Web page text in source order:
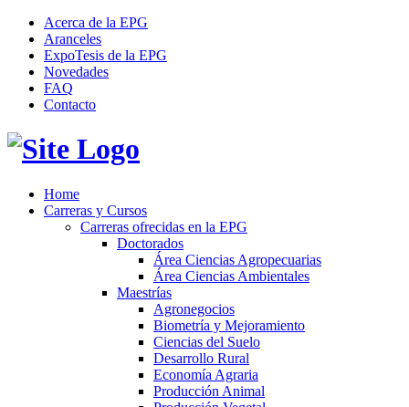
Acerca de la EPG
Aranceles
ExpoTesis de la EPG
Novedades
FAQ
Contacto
Home
Carreras y Cursos
Carreras ofrecidas en la EPG
Doctorados
Área Ciencias Agropecuarias
Área Ciencias Ambientales
Maestrías
Agronegocios
Biometría y Mejoramiento
Ciencias del Suelo
Desarrollo Rural
Economía Agraria
Producción Animal